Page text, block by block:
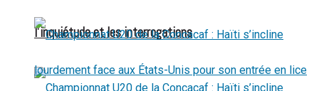
l’inquiétude et les interrogations